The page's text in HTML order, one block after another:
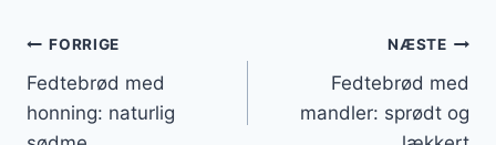
Indlægsnavigation
FORRIGE
Fedtebrød med
honning: naturlig
NÆSTE
Fedtebrød med
mandler: sprødt og